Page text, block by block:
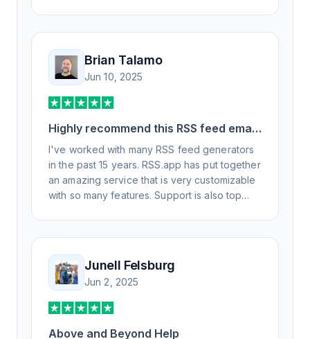
Brian Talamo
Jun 10, 2025
Highly recommend this RSS feed email
/ widget generator service.
I've worked with many RSS feed generators
in the past 15 years. RSS.app has put together
an amazing service that is very customizable
with so many features. Support is also top
professionally. Highly recommend for all your
RSS feed needs. Our trucking news hub
website couldn't work without it. Thank you.
Junell Felsburg
Jun 2, 2025
Above and Beyond Help